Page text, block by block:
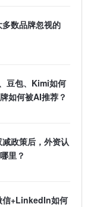
数品牌忽视的
豆包、Kimi如何
如何被AI推荐？
政策后，外资认
里？
信+LinkedIn如何